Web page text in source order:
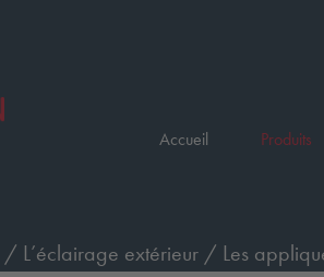
Accueil Produits
/ L’éclairage extérieur / Les